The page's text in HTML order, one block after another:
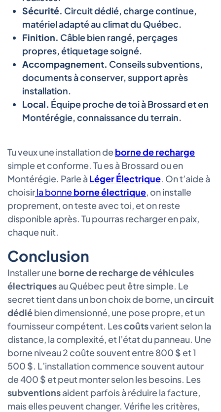
Sécurité. Circuit dédié, charge continue,
matériel adapté au climat du Québec.
Finition. Câble bien rangé, perçages
propres, étiquetage soigné.
Accompagnement. Conseils subventions,
documents à conserver, support après
installation.
Local. Équipe proche de toi à Brossard et en
Montérégie, connaissance du terrain.
Tu veux une installation deborne de recharge
simple et conforme. Tu es à Brossard ou en
Montérégie. Parle à Léger Électrique. On t’aide à
choisirla bonneborne électrique, on installe
proprement, on teste avec toi, et on reste
disponible après. Tu pourras recharger en paix,
chaque nuit.
Conclusion
Installer uneborne de recharge de véhicules
électriquesau Québec peut être simple. Le
secret tient dans un bon choix de borne, uncircuit
dédiébien dimensionné, une pose propre, et un
fournisseur compétent. Lescoûtsvarient selon la
distance, la complexité, et l’état du panneau. Une
borne niveau 2 coûte souvent entre 800 $ et 1
500 $. L’installation commence souvent autour
de 400 $ et peut monter selon les besoins. Les
subventionsaident parfois à réduire la facture,
mais elles peuvent changer. Vérifie les critères,